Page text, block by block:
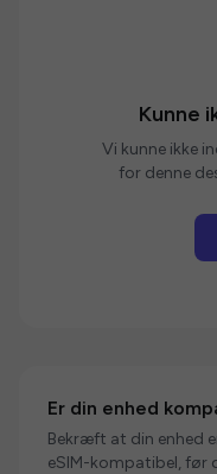
Kunne
Vi kunne ikke
for denne
Er din enhed
Bekræft at din enhed
eSIM-kompatibel, før